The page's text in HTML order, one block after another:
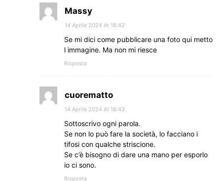
Massy
14 Aprile 2024 At 18:42
Se mi dici come pubblicare una foto qui metto
l immagine. Ma non mi riesce
Risposta
cuorematto
14 Aprile 2024 At 18:43
Sottoscrivo ogni parola.
Se non lo può fare la società, lo facciano i
tifosi con qualche striscione.
Se c’è bisogno di dare una mano per esporlo
io ci sono.
Risposta